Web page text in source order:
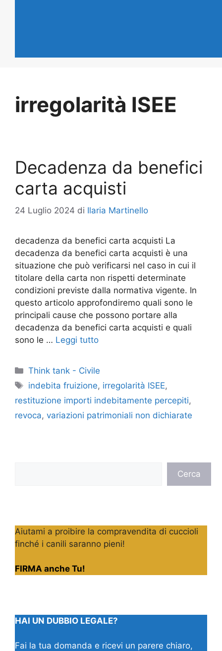
irregolarità ISEE
Decadenza da benefici
carta acquisti
24 Luglio 2024 di Ilaria Martinello
decadenza da benefici carta acquisti La
decadenza da benefici carta acquisti è una
situazione che può verificarsi nel caso in cui il
titolare della carta non rispetti determinate
condizioni previste dalla normativa vigente. In
questo articolo approfondiremo quali sono le
principali cause che possono portare alla
decadenza da benefici carta acquisti e quali
sono le … Leggi tutto
Categorie
Think tank - Civile
Tag
indebita fruizione, irregolarità ISEE,
restituzione importi indebitamente percepiti,
revoca, variazioni patrimoniali non dichiarate
Cerca
Aiutami a proibire la compravendita di cuccioli
finché i canili saranno pieni!
FIRMA anche Tu!
HAI UN DUBBIO LEGALE?
Fai la tua domanda e ricevi un parere chiaro,